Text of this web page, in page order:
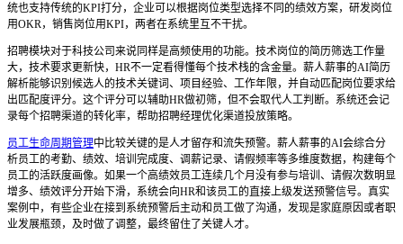
统也支持传统的KPI打分，企业可以根据岗位类型选择不同的绩效方案，研发岗位
用OKR，销售岗位用KPI，两者在系统里互不干扰。
招聘模块对于科技公司来说同样是高频使用的功能。技术岗位的简历筛选工作量
大，技术要求更新快，HR不一定看得懂每个技术栈的含金量。薪人薪事的AI简历
解析能够识别候选人的技术关键词、项目经验、工作年限，并自动匹配岗位要求给
出匹配度评分。这个评分可以辅助HR做初筛，但不会取代人工判断。系统还会记
录每个招聘渠道的转化率，帮助招聘经理优化渠道投放策略。
员工生命周期管理中比较关键的是人才留存和流失预警。薪人薪事的AI会综合分
析员工的考勤、绩效、培训完成度、调薪记录、请假频率等多维度数据，构建每个
员工的活跃度画像。如果一个高绩效员工连续几个月没有参与培训、请假次数明显
增多、绩效评分开始下滑，系统会向HR和该员工的直接上级发送预警信号。真实
案例中，有些企业在接到系统预警后主动和员工做了沟通，发现是家庭原因或者职
业发展瓶颈，及时做了调整，最终留住了关键人才。